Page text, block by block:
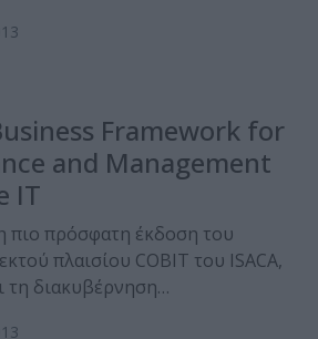
Framework for
and Management
IT
πιο πρόσφατη έκδοση του
πλαισίου COBIT του ISACA,
τη διακυβέρνηση…